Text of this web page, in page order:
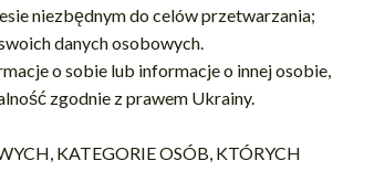
niezbędnym do celów przetwarzania;
danych osobowych.
o sobie lub informacje o innej osobie,
zgodnie z prawem Ukrainy.
KATEGORIE OSÓB, KTÓRYCH